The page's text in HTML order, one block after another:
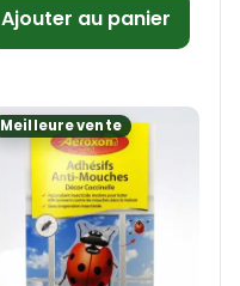
Ajouter au panier
Meilleure vente